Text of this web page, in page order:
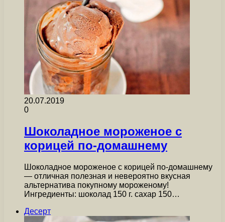
20.07.2019
0
Шоколадное мороженое с
корицей по-домашнему
Шоколадное мороженое с корицей по-домашнему
— отличная полезная и невероятно вкусная
альтернатива покупному мороженому!
Ингредиенты: шоколад 150 г. сахар 150…
Десерт